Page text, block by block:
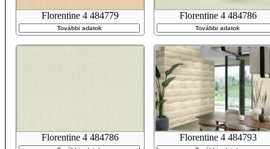
Florentine 4 484779
További adatok
Florentine 4 484786
További adatok
Florentine 4 484786 Florentine 4 484793